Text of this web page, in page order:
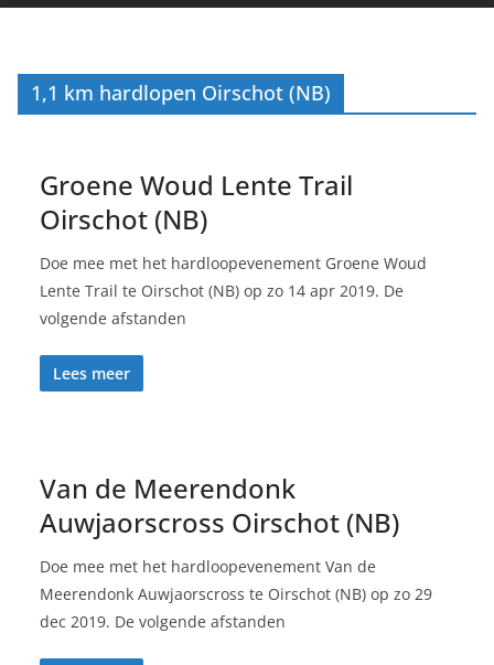
1,1 km hardlopen Oirschot (NB)
Groene Woud Lente Trail
Oirschot (NB)
Doe mee met het hardloopevenement Groene Woud
Lente Trail te Oirschot (NB) op zo 14 apr 2019. De
volgende afstanden
Lees meer
Van de Meerendonk
Auwjaorscross Oirschot (NB)
Doe mee met het hardloopevenement Van de
Meerendonk Auwjaorscross te Oirschot (NB) op zo 29
dec 2019. De volgende afstanden